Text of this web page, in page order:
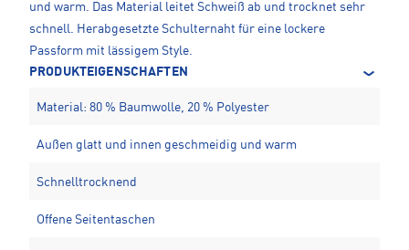
und warm. Das Material leitet Schweiß ab und trocknet sehr
schnell. Herabgesetzte Schulternaht für eine lockere
Passform mit lässigem Style.
PRODUKTEIGENSCHAFTEN
Material: 80 % Baumwolle, 20 % Polyester
Außen glatt und innen geschmeidig und warm
Schnelltrocknend
Offene Seitentaschen